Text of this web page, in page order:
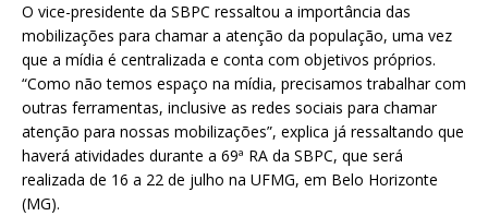
O vice-presidente da SBPC ressaltou a importância das
mobilizações para chamar a atenção da população, uma vez
que a mídia é centralizada e conta com objetivos próprios.
“Como não temos espaço na mídia, precisamos trabalhar com
outras ferramentas, inclusive as redes sociais para chamar
atenção para nossas mobilizações”, explica já ressaltando que
haverá atividades durante a 69ª RA da SBPC, que será
realizada de 16 a 22 de julho na UFMG, em Belo Horizonte
(MG).